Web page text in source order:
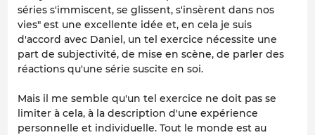
séries s'immiscent, se glissent, s'insèrent dans nos
vies" est une excellente idée et, en cela je suis
d'accord avec Daniel, un tel exercice nécessite une
part de subjectivité, de mise en scène, de parler des
réactions qu'une série suscite en soi.
Mais il me semble qu'un tel exercice ne doit pas se
limiter à cela, à la description d'une expérience
personnelle et individuelle. Tout le monde est au